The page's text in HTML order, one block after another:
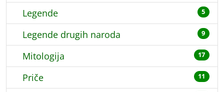
Legende 5
Legende drugih naroda 9
Mitologija 17
Priče 11